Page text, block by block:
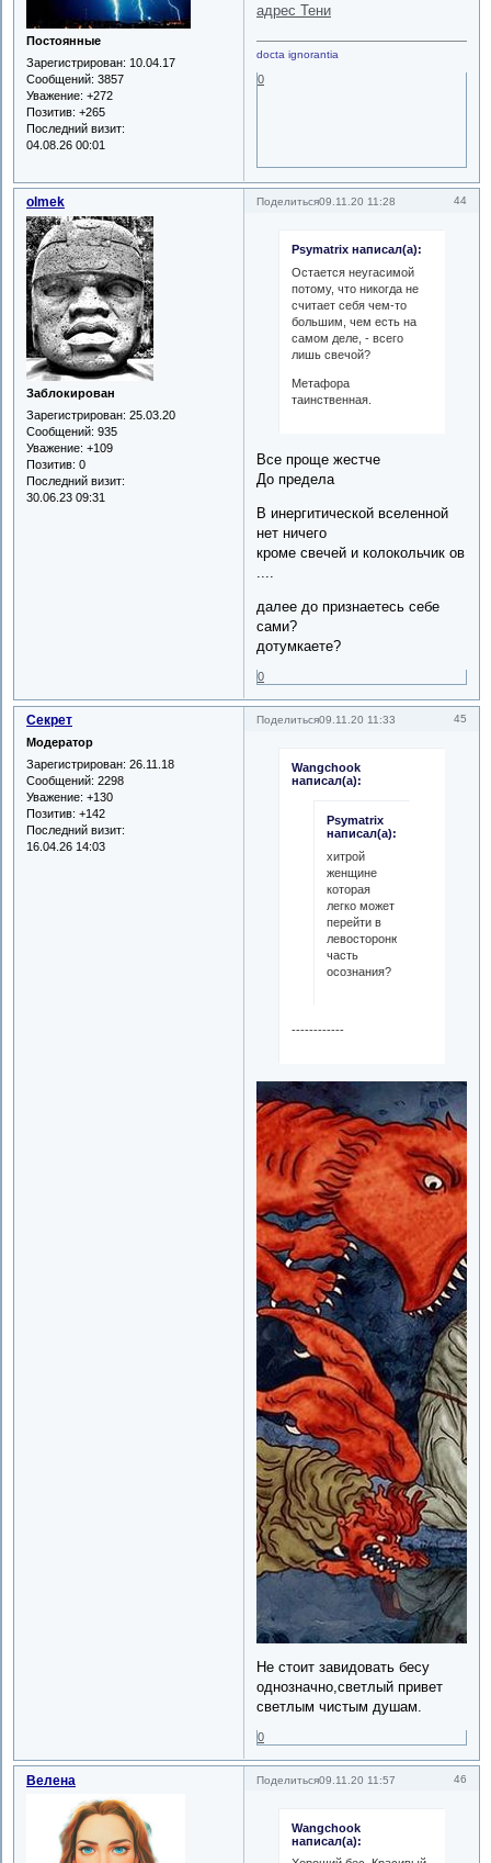
Постоянные
Зарегистрирован: 10.04.17
Сообщений: 3857
Уважение: +272
Позитив: +265
Последний визит:
04.08.26 00:01
адрес Тени
docta ignorantia
0
Поделиться 44
09.11.20 11:28
olmek
Заблокирован
Зарегистрирован: 25.03.20
Сообщений: 935
Уважение: +109
Позитив: 0
Последний визит:
30.06.23 09:31
Psymatrix написал(а):
Остается неугасимой
потому, что никогда не
считает себя чем-то
большим, чем есть на
самом деле, - всего
лишь свечой?
Метафора
таинственная.
Все проще жестче
До предела
В инергитической вселенной
нет ничего
кроме свечей и колокольчик ов
....
далее до признаетесь себе
сами?
дотумкаете?
0
Поделиться 45
09.11.20 11:33
Секрет
Модератор
Зарегистрирован: 26.11.18
Сообщений: 2298
Уважение: +130
Позитив: +142
Последний визит:
16.04.26 14:03
Wangchook
написал(а):
Psymatrix
написал(а):
хитрой
женщине
которая
легко может
перейти в
левосторонюю
часть
осознания?
------------
Не стоит завидовать бесу
однозначно,светлый привет
светлым чистым душам.
0
Поделиться 46
09.11.20 11:57
Велена
Wangchook
написал(а):